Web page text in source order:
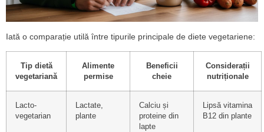
Iată o comparație utilă între tipurile principale de diete vegetariene:
Tip dietă
vegetariană
Alimente
permise
Beneficii
cheie
Considerații
nutriționale
Lacto-
vegetarian
Lactate,
plante
Calciu și
proteine din
lapte
Lipsă vitamina
B12 din plante